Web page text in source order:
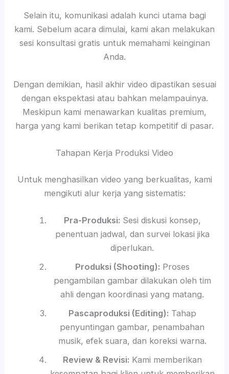
Selain itu, komunikasi adalah kunci utama bagi
kami. Sebelum acara dimulai, kami akan melakukan
sesi konsultasi gratis untuk memahami keinginan
Anda.
Dengan demikian, hasil akhir video dipastikan sesuai
dengan ekspektasi atau bahkan melampauinya.
Meskipun kami menawarkan kualitas premium,
harga yang kami berikan tetap kompetitif di pasar.
Tahapan Kerja Produksi Video
Untuk menghasilkan video yang berkualitas, kami
mengikuti alur kerja yang sistematis:
Pra-Produksi: Sesi diskusi konsep,
penentuan jadwal, dan survei lokasi jika
diperlukan.
Produksi (Shooting): Proses
pengambilan gambar dilakukan oleh tim
ahli dengan koordinasi yang matang.
Pascaproduksi (Editing): Tahap
penyuntingan gambar, penambahan
musik, efek suara, dan koreksi warna.
Review & Revisi: Kami memberikan